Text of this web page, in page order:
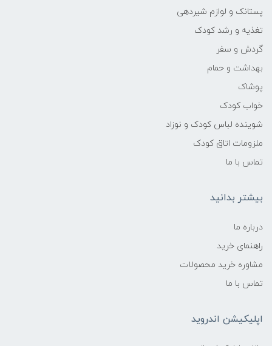
پستانک و لوازم شیردهی
تغذیه و رشد کودک
گردش و سفر
بهداشت و حمام
پوشاک
خواب کودک
شوینده لباس کودک و نوزاد
ملزومات اتاق کودک
تماس با ما
بیشتر بدانید
درباره ما
راهنمای خرید
مشاوره خرید محصولات
تماس با ما
اپلیکیشن اندروید